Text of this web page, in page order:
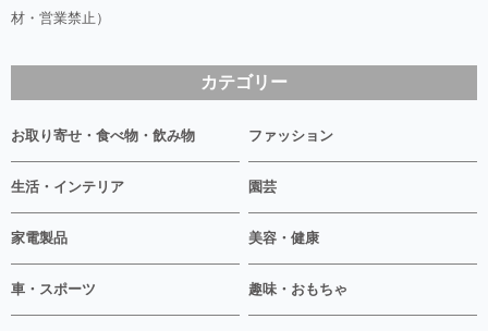
材・営業禁止）
カテゴリー
お取り寄せ・食べ物・飲み物 ファッション
生活・インテリア 園芸
家電製品 美容・健康
車・スポーツ 趣味・おもちゃ